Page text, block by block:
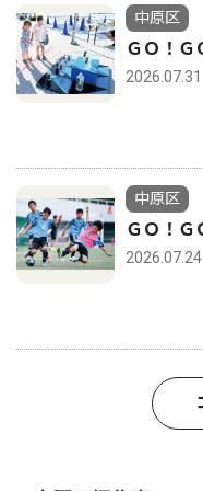
中原区
ＧＯ！Ｇ
2026.07.31
中原区
ＧＯ！Ｇ
2026.07.24